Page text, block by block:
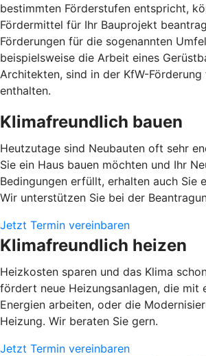
bestimmten Förderstufen entspricht,
Fördermittel für Ihr Bauprojekt
Förderungen für die sogenannten
beispielsweise die Arbeit eines
Architekten, sind in der KfW-
enthalten.
Klimafreundlich bauen
Heutzutage sind Neubauten oft sehr
Sie ein Haus bauen möchten und Ihr
Bedingungen erfüllt, erhalten auch Sie
Wir unterstützen Sie bei der
Jetzt Termin vereinbaren
Klimafreundlich heizen
Heizkosten sparen und das Klima
fördert neue Heizungsanlagen, die mit
Energien arbeiten, oder die
Heizung. Wir beraten Sie gern.
Jetzt Termin vereinbaren